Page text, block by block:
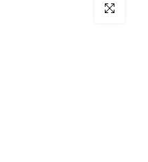
Nagyítás